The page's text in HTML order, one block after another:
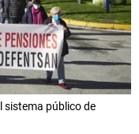
sistema público de